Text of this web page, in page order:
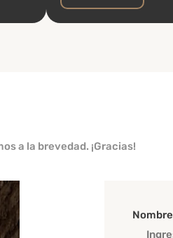
a la brevedad. ¡Gracias!
Nombre